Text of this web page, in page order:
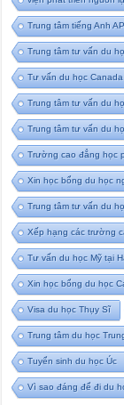
Trung tâm tiếng Anh
Trung tâm tư vấn du
Tư vấn du học
Trung tâm tư vấn du
Trung tâm tư vấn du
Trường cao đẳng học
Xin học bổng du học
Trung tâm tư vấn du
Xếp hạng các trường
Tư vấn du học Mỹ tại
Xin học bổng du học
Visa du học Thụy Sĩ
Trung tâm du học
Tuyển sinh du học Úc
Vì sao đáng để đi du